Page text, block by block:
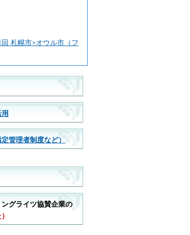
札幌市×オウル市（フ
管理者制度など）
グライツ協賛企業の